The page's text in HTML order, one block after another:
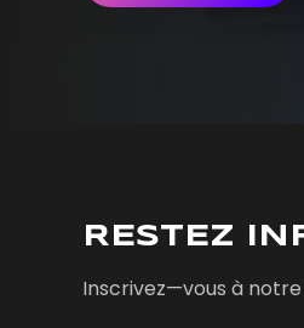
RESTEZ
Inscrivez—vous à